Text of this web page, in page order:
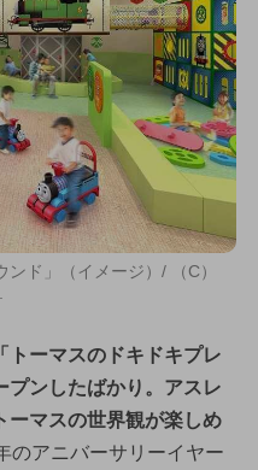
ンド」（イメージ）/ （C）
トーマスのドキドキプレ
プンしたばかり。アスレ
ーマスの世界観が楽しめ
のアニバーサリーイヤー